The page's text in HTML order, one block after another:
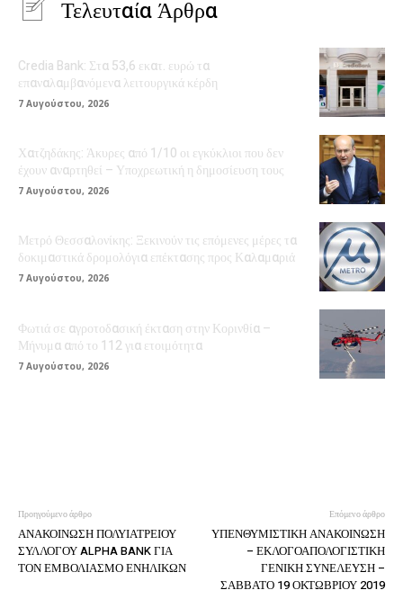
Τελευταία Άρθρα
Credia Bank: Στα 53,6 εκατ. ευρώ τα
επαναλαμβανόμενα λειτουργικά κέρδη
7 Αυγούστου, 2026
Χατζηδάκης: Άκυρες από 1/10 οι εγκύκλιοι που δεν
έχουν αναρτηθεί – Υποχρεωτική η δημοσίευση τους
7 Αυγούστου, 2026
Μετρό Θεσσαλονίκης: Ξεκινούν τις επόμενες μέρες τα
δοκιμαστικά δρομολόγια επέκτασης προς Καλαμαριά
7 Αυγούστου, 2026
Φωτιά σε αγροτοδασική έκταση στην Κορινθία –
Μήνυμα από το 112 για ετοιμότητα
7 Αυγούστου, 2026
Προηγούμενο άρθρο
ΑΝΑΚΟΙΝΩΣΗ ΠΟΛΥΙΑΤΡΕΙΟΥ
ΣΥΛΛΟΓΟΥ ALPHA BANK ΓΙΑ
ΤΟΝ ΕΜΒΟΛΙΑΣΜΟ ΕΝΗΛΙΚΩΝ
Επόμενο άρθρο
ΥΠΕΝΘΥΜΙΣΤΙΚΗ ΑΝΑΚΟΙΝΩΣΗ
– ΕΚΛΟΓΟΑΠΟΛΟΓΙΣΤΙΚΗ
ΓΕΝΙΚΗ ΣΥΝΕΛΕΥΣΗ –
ΣΑΒΒΑΤΟ 19 ΟΚΤΩΒΡΙΟΥ 2019